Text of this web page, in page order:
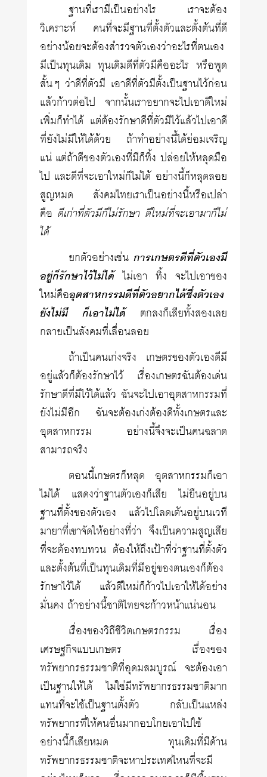
ฐานที่เรามีเป็นอย่างไร เราจะต้อง
วิเคราะห์ คนที่จะมีฐานที่ตั้งตัวและตั้งต้นที่ดี
อย่างน้อยจะต้องสำรวจตัวเองว่าอะไรที่ตนเอง
มีเป็นทุนเดิม ทุนเดิมดีที่ตัวมีคืออะไร หรือพูด
สั้นๆ ว่าดีที่ตัวมี เอาดีที่ตัวมีตั้งเป็นฐานไว้ก่อน
แล้วก้าวต่อไป จากนั้นเราอยากจะไปเอาดีใหม่
เพิ่มก็ทำได้ แต่ต้องรักษาดีที่ตัวมีไว้แล้วไปเอาดี
ที่ยังไม่มีให้ได้ด้วย ถ้าทำอย่างนี้ได้ย่อมเจริญ
แน่ แต่ถ้าดีของตัวเองที่มีก็ทิ้ง ปล่อยให้หลุดมือ
ไป และดีที่จะเอาใหม่ก็ไม่ได้ อย่างนี้ก็หลุดลอย
สูญหมด สังคมไทยเราเป็นอย่างนี้หรือเปล่า
คือ ดีเก่าที่ตัวมีก็ไม่รักษา ดีใหม่ที่จะเอามาก็ไม่
ได้
ยกตัวอย่างเช่น การเกษตรดีที่ตัวเองมี
อยู่ก็รักษาไว้ไม่ได้ไม่เอา ทิ้ง จะไปเอาของ
ใหม่คืออุตสาหกรรมดีที่ตัวอยากได้ซึ่งตัวเอง
ยังไม่มี ก็เอาไม่ได้ตกลงก็เสียทั้งสองเลย
กลายเป็นสังคมที่เลื่อนลอย
ถ้าเป็นคนเก่งจริง เกษตรของตัวเองดีมี
อยู่แล้วก็ต้องรักษาไว้ เรื่องเกษตรฉันต้องเด่น
รักษาดีที่มีไว้ได้แล้ว ฉันจะไปเอาอุตสาหกรรมที่
ยังไม่มีอีก ฉันจะต้องเก่งต้องดีทั้งเกษตรและ
อุตสาหกรรม อย่างนี้จึงจะเป็นคนฉลาด
สามารถจริง
ตอนนี้เกษตรก็หลุด อุตสาหกรรมก็เอา
ไม่ได้ แสดงว่าฐานตัวเองก็เสีย ไม่ยืนอยู่บน
ฐานที่ตั้งของตัวเอง แล้วไปโลดเต้นอยู่บนเวที
มายาที่เขาจัดให้อย่างที่ว่า จึงเป็นความสูญเสีย
ที่จะต้องทบทวน ต้องให้ถึงเป้าที่ว่าฐานที่ตั้งตัว
และตั้งต้นที่เป็นทุนเดิมที่มีอยู่ของตนเองก็ต้อง
รักษาไว้ได้ แล้วดีใหม่ก็ก้าวไปเอาให้ได้อย่าง
มั่นคง ถ้าอย่างนี้ชาติไทยจะก้าวหน้าแน่นอน
เรื่องของวิถีชีวิตเกษตรกรรม เรื่อง
เศรษฐกิจแบบเกษตร เรื่องของ
ทรัพยากรธรรมชาติที่อุดมสมบูรณ์ จะต้องเอา
เป็นฐานให้ได้ ไม่ใช่มีทรัพยากรธรรมชาติมาก
แทนที่จะใช้เป็นฐานตั้งตัว กลับเป็นแหล่ง
ทรัพยากรที่ให้คนอื่นมากอบโกยเอาไปใช้
อย่างนี้ก็เสียหมด ทุนเดิมที่มีด้าน
ทรัพยากรธรรมชาติจะหาประเทศไหนที่จะมี